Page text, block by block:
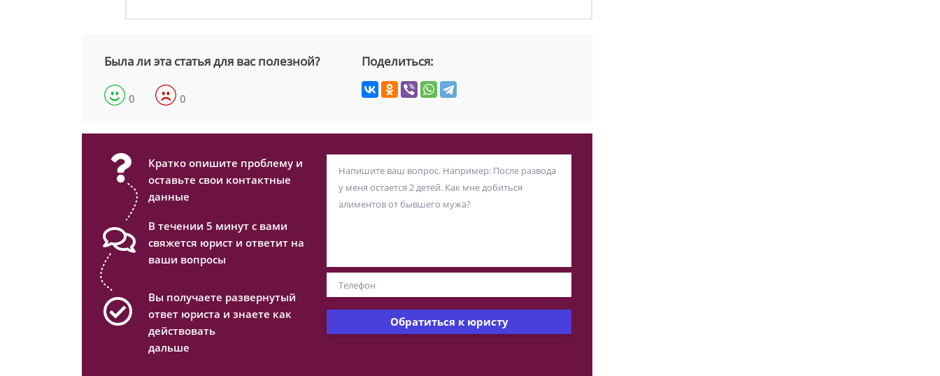
Была ли эта статья для вас полезной?
0 0
Поделиться:
Кратко опишите проблему и
оставьте свои контактные
данные
В течении 5 минут с вами
свяжется юрист и ответит на
ваши вопросы
Вы получаете развернутый
ответ юриста и знаете как
действовать
дальше
Обратиться к юристу